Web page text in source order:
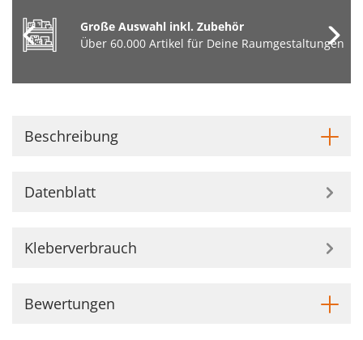
Große Auswahl inkl. Zubehör
Über 60.000 Artikel für Deine Raumgestaltungen
Beschreibung
Datenblatt
Kleberverbrauch
Bewertungen